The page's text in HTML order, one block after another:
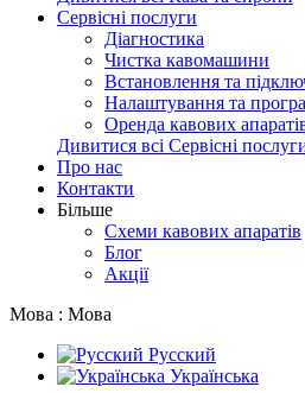
Сервісні послуги
Діагностика
Чистка кавомашини
Встановлення та
Налаштування та
Оренда кавових
Дивитися всі Сервісні
Про нас
Контакти
Більше
Схеми кавових апаратів
Блог
Акції
Мова : Мова
Русский
Українська